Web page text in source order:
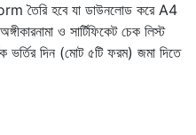
তৈরি হবে যা ডাউনলোড করে A4
অঙ্গীকারনামা ও সার্টিফিকেট চেক লিস্ট
ভর্তির দিন (মোট ৫টি ফরম) জমা দিতে